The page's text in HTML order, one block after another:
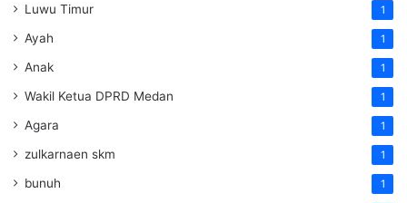
Luwu Timur 1
Ayah 1
Anak 1
Wakil Ketua DPRD Medan 1
Agara 1
zulkarnaen skm 1
bunuh 1